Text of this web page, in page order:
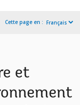
Cette page en : Français
et